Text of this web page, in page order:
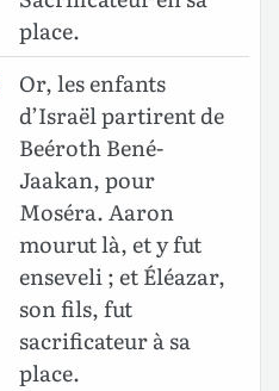
place.
Or, les enfants
d’Israël partirent de
Beéroth Bené-
Jaakan, pour
Moséra. Aaron
mourut là, et y fut
enseveli ; et Éléazar,
son fils, fut
sacrificateur à sa
place.